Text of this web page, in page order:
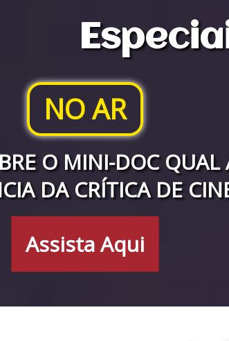
NO AR
O MINI-DOC QUAL
DA CRÍTICA DE
Assista Aqui